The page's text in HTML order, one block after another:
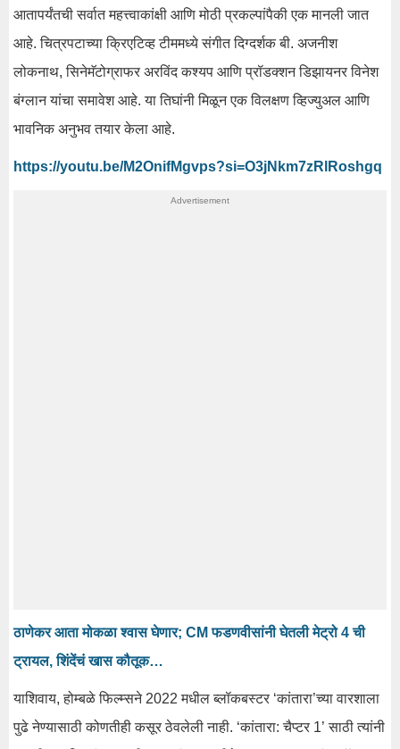
आतापर्यंतची सर्वात महत्त्वाकांक्षी आणि मोठी प्रकल्पांपैकी एक मानली जात
आहे. चित्रपटाच्या क्रिएटिव्ह टीममध्ये संगीत दिग्दर्शक बी. अजनीश
लोकनाथ, सिनेमॅटोग्राफर अरविंद कश्यप आणि प्रॉडक्शन डिझायनर विनेश
बंग्लान यांचा समावेश आहे. या तिघांनी मिळून एक विलक्षण व्हिज्युअल आणि
भावनिक अनुभव तयार केला आहे.
https://youtu.be/M2OnifMgvps?si=O3jNkm7zRlRoshgq
ठाणेकर आता मोकळा श्वास घेणार; CM फडणवीसांनी घेतली मेट्रो 4 ची
ट्रायल, शिंदेंचं खास कौतूक…
याशिवाय, होम्बळे फिल्म्सने 2022 मधील ब्लॉकबस्टर ‘कांतारा’च्या वारशाला
पुढे नेण्यासाठी कोणतीही कसूर ठेवलेली नाही. ‘कांतारा: चैप्टर 1’ साठी त्यांनी